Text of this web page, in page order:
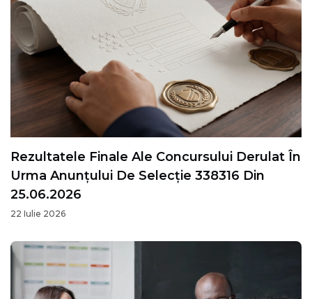
Rezultatele Finale Ale Concursului Derulat În
Urma Anunțului De Selecție 338316 Din
25.06.2026
22 Iulie 2026